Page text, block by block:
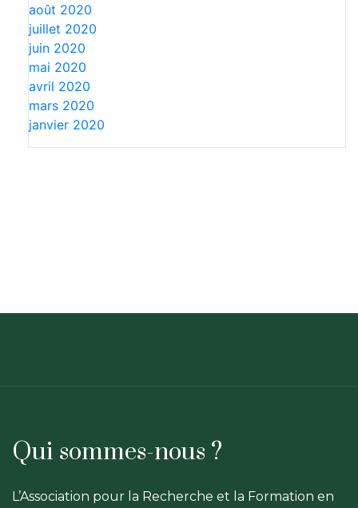
août 2020
juillet 2020
juin 2020
mai 2020
avril 2020
mars 2020
janvier 2020
Qui sommes-nous ?
L’Association pour la Recherche et la Formation en